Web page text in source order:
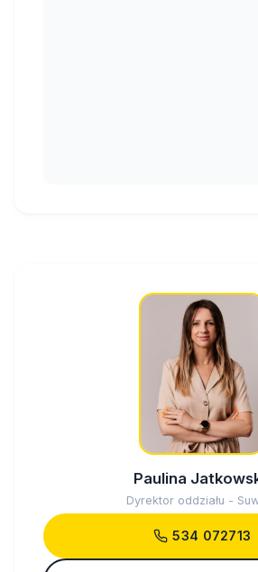
Paulina
Dyrektor oddziału -
534 072713